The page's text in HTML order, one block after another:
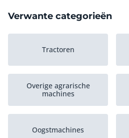
Verwante categorieën
Tractoren
Overige agrarische
machines
Oogstmachines